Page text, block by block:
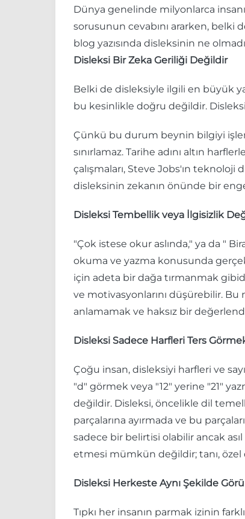
Dünya genelinde milyonlarca
sorusunun cevabını ararken, belki
blog yazısında disleksinin ne
Disleksi Bir Zeka Geriliği Değildir
Belki de disleksiyle ilgili en büyük
bu kesinlikle doğru değildir.
Çünkü bu durum beynin bilgiyi
sınırlamaz. Tarihe adını altın
çalışmaları, Steve Jobs'ın teknoloji
disleksinin zekanın önünde bir
Disleksi Tembellik veya İlgisizlik
"Çok istese okur aslında," ya da "
okuma ve yazma konusunda
için adeta bir dağa tırmanmak
ve motivasyonlarını düşürebilir.
anlamamak ve haksız bir
Disleksi Sadece Harfleri Ters
Çoğu insan, disleksiyi harfleri ve
"d" görmek veya "12" yerine "21"
değildir. Disleksi, öncelikle dil
parçalarına ayırmada ve bu
sadece bir belirtisi olabilir ancak
etmesi mümkün değildir; tanı, özel
Disleksi Herkeste Aynı Şekilde
Tıpkı her insanın parmak izinin